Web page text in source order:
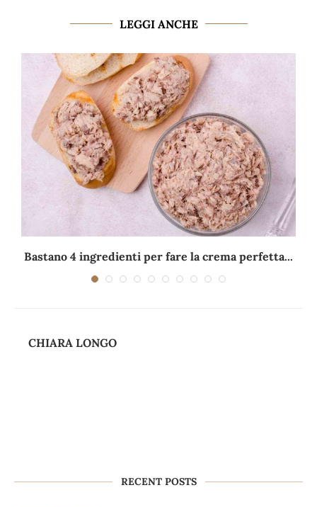
LEGGI ANCHE
Bastano 4 ingredienti per fare la crema perfetta...
CHIARA LONGO
RECENT POSTS